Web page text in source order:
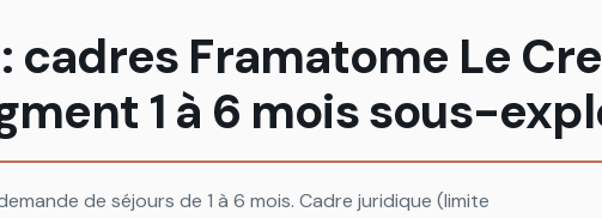
Framatome Le
1 à 6 mois sous-
de séjours de 1 à 6 mois. Cadre juridique (limite